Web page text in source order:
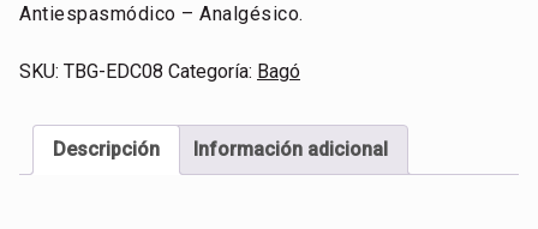
Antiespasmódico – Analgésico.
SKU: TBG-EDC08 Categoría: Bagó
Descripción Información adicional